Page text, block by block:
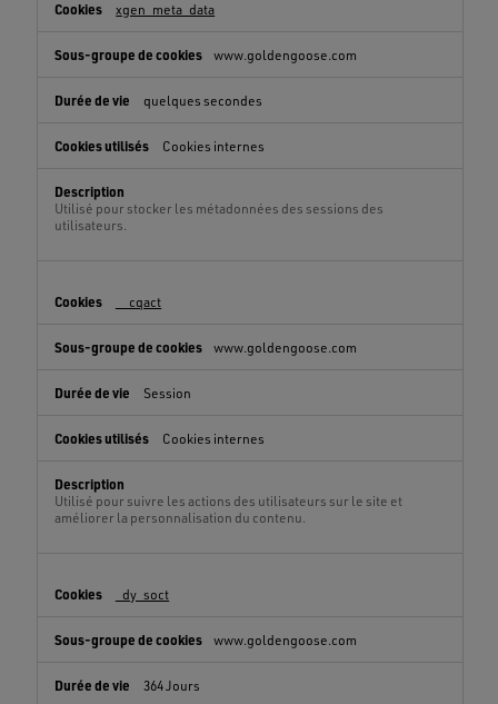
xgen_meta_data
www.goldengoose.com
quelques secondes
Cookies internes
Utilisé pour stocker les métadonnées des sessions des
utilisateurs.
__cqact
www.goldengoose.com
Session
Cookies internes
Utilisé pour suivre les actions des utilisateurs sur le site et
améliorer la personnalisation du contenu.
_dy_soct
www.goldengoose.com
364 Jours